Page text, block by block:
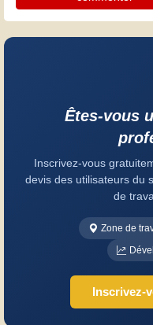
Êtes-vous
Inscrivez-vous
devis des utilisateurs du
de
Zone de
Inscrivez-